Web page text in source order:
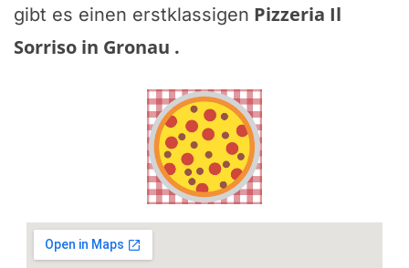
gibt es einen erstklassigen Pizzeria Il
Sorriso in Gronau .